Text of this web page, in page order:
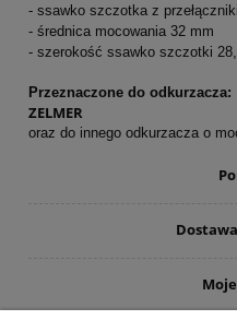
- ssawko szczotka z
- średnica mocowania 32 mm
- szerokość ssawko szczotki
Przeznaczone do odkurzacza:
ZELMER
oraz do innego odkurzacza o